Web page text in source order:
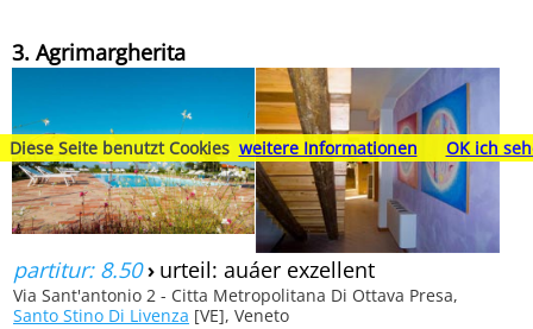
3. Agrimargherita
partitur: 8.50› urteil: auáer exzellent
Via Sant'antonio 2 - Citta Metropolitana Di Ottava Presa,
Santo Stino Di Livenza [VE], Veneto
Diese Seite benutzt Cookies weitere Informationen OK ich